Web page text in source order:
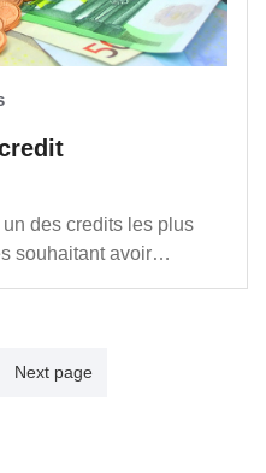
des credits les plus
souhaitant avoir…
Next page